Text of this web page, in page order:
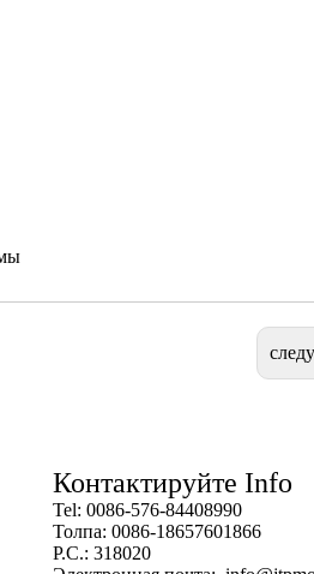
Контактируйте Info
Tel: 0086-576-84408990
Толпа: 0086-18657601866
P.C.: 318020